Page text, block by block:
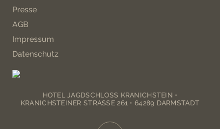
Presse
AGB
Impressum
Datenschutz
HOTEL JAGDSCHLOSS KRANICHSTEIN •
KRANICHSTEINER STRASSE 261 • 64289 DARMSTADT